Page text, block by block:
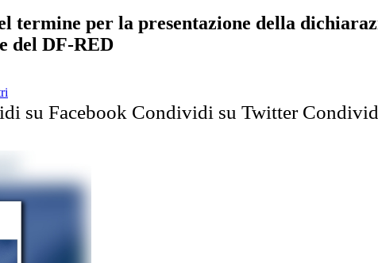
termine per la presentazione della
del DF-RED
su Facebook Condividi su Twitter